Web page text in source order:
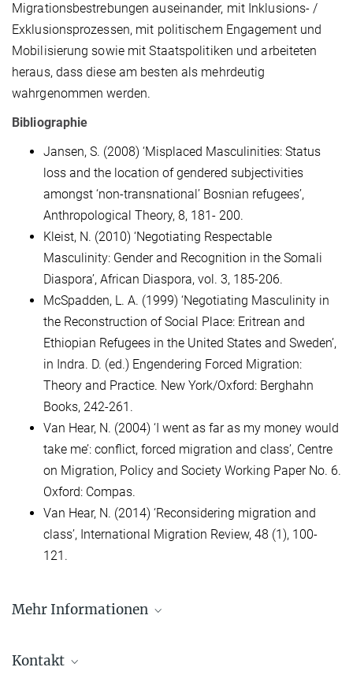
Migrationsbestrebungen auseinander, mit Inklusions- /
Exklusionsprozessen, mit politischem Engagement und
Mobilisierung sowie mit Staatspolitiken und arbeiteten
heraus, dass diese am besten als mehrdeutig
wahrgenommen werden.
Bibliographie
Jansen, S. (2008) ‘Misplaced Masculinities: Status
loss and the location of gendered subjectivities
amongst ‘non-transnational’ Bosnian refugees’,
Anthropological Theory, 8, 181- 200.
Kleist, N. (2010) ‘Negotiating Respectable
Masculinity: Gender and Recognition in the Somali
Diaspora’, African Diaspora, vol. 3, 185-206.
McSpadden, L. A. (1999) ‘Negotiating Masculinity in
the Reconstruction of Social Place: Eritrean and
Ethiopian Refugees in the United States and Sweden’,
in Indra. D. (ed.) Engendering Forced Migration:
Theory and Practice. New York/Oxford: Berghahn
Books, 242-261.
Van Hear, N. (2004) ‘I went as far as my money would
take me’: conflict, forced migration and class’, Centre
on Migration, Policy and Society Working Paper No. 6.
Oxford: Compas.
Van Hear, N. (2014) ‘Reconsidering migration and
class’, International Migration Review, 48 (1), 100-
121.
Mehr Informationen
Pressemitteilung vom 16. Mai 2019
Kontakt